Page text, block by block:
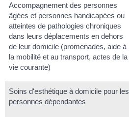
Accompagnement des personnes
âgées et personnes handicapées ou
atteintes de pathologies chroniques
dans leurs déplacements en dehors
de leur domicile (promenades, aide à
la mobilité et au transport, actes de la
vie courante)
Soins d'esthétique à domicile pour les
personnes dépendantes